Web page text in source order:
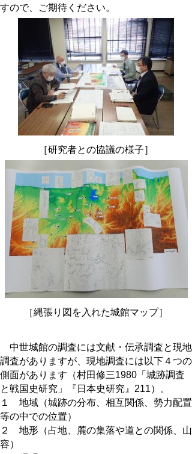
すので、ご期待ください。
［研究者との協議の様子］
［縄張り図を入れた城館マップ］
中世城館の調査には文献・伝承調査と現地
調査がありますが、現地調査には以下４つの
側面があります（村田修三1980「城跡調査
と戦国史研究」『日本史研究』211）。
１ 地域（城跡の分布、相互関係、勢力配置
等の中での位置）
２ 地形（占地、麓の集落や道との関係、山
容）